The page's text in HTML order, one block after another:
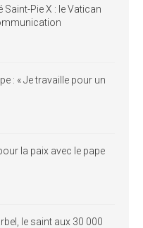
Pie X : le Vatican
: « Je travaille pour un
la paix avec le pape
le saint aux 30 000